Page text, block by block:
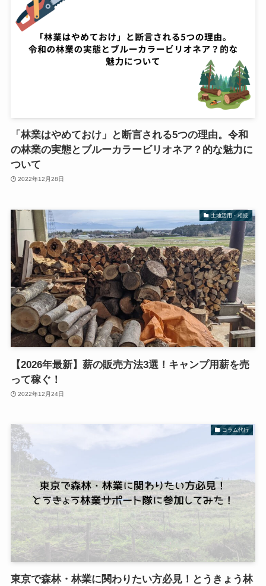
「林業はやめておけ」と断言される5つの理由。令和
の林業の実態とブルーカラービリオネア？的な魅力に
ついて
2022年12月28日
土地活用・相続
【2026年最新】薪の販売方法3選！キャンプ用薪を売
って稼ぐ！
2022年12月24日
コラム代行
東京で森林・林業に関わりたい方必見！とうきょう林